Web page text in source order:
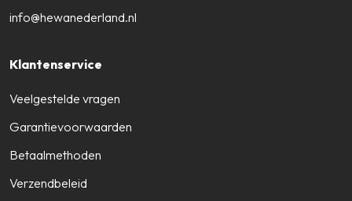
info@hewanederland.nl
Klantenservice
Veelgestelde vragen
Garantievoorwaarden
Betaalmethoden
Verzendbeleid